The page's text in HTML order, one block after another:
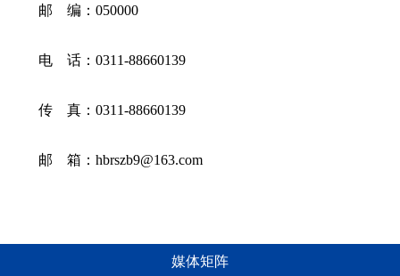
邮 编：050000
电 话：0311-88660139
传 真：0311-88660139
邮 箱：hbrszb9@163.com
媒体矩阵